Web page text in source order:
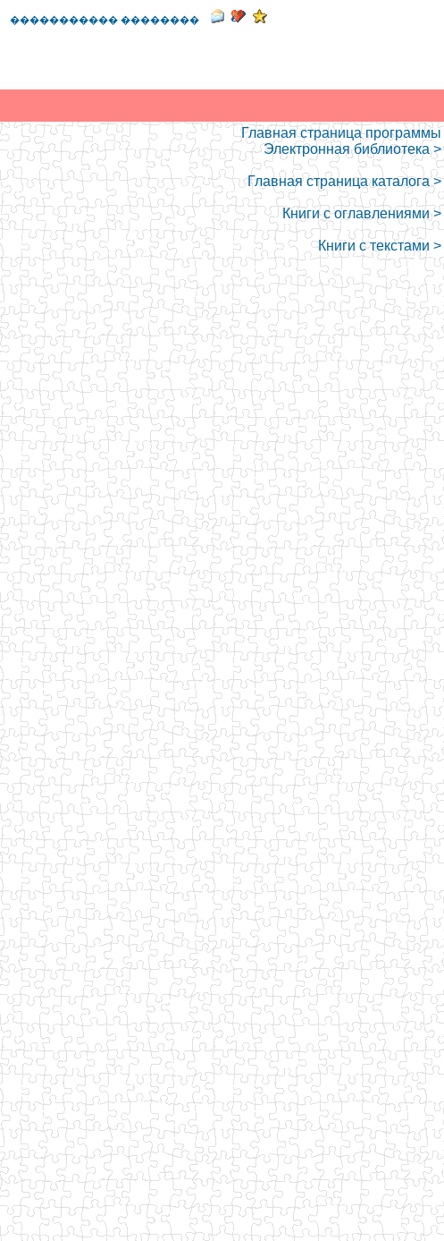
����������� ��������
Главная страница программы
Электронная библиотека >
Главная страница каталога >
Книги с оглавлениями >
Книги с текстами >